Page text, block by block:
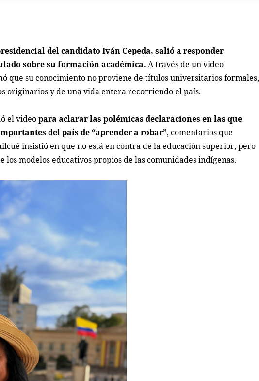
del candidato Iván Cepeda, salió a responder
sobre su formación académica.A través de un video
que su conocimiento no proviene de títulos universitarios formales,
originarios y de una vida entera recorriendo el país.
el videopara aclarar las polémicas declaraciones en las que
del país de “aprender a robar”, comentarios que
insistió en que no está en contra de la educación superior, pero
modelos educativos propios de las comunidades indígenas.